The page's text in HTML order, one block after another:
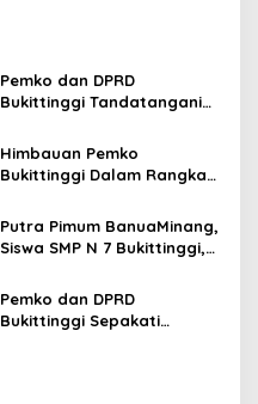
Pemko dan DPRD
Bukittinggi Tandatangani
Perubahan KUA-PPAS APBD
2026
Himbauan Pemko
Bukittinggi Dalam Rangka
Tahun ke-81 Kemerdekaan
Republik Indonesia
Putra Pimum BanuaMinang,
Siswa SMP N 7 Bukittinggi,
Festival Komite Pemula
Berat 40 Kg dalam
Kejuaraan Karate Jam
Pemko dan DPRD
Bukittinggi Sepakati